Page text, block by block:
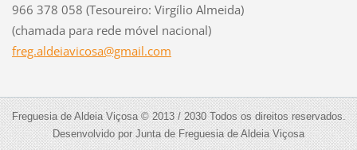
966 378 058 (Tesoureiro: Virgílio Almeida)
(chamada para rede móvel nacional)
freg.aldeiavicosa@gmail.com
Freguesia de Aldeia Viçosa © 2013 / 2030 Todos os direitos reservados.
Desenvolvido por Junta de Freguesia de Aldeia Viçosa